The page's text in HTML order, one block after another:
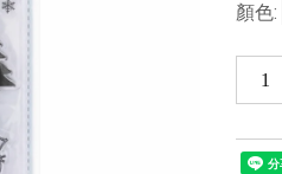
顏色: